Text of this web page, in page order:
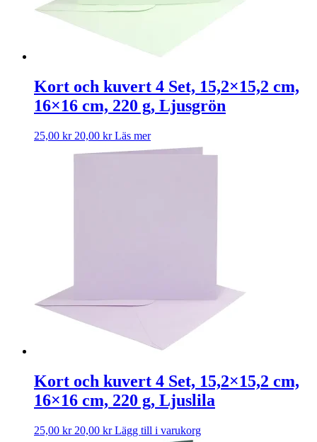
Kort och kuvert 4 Set, 15,2×15,2 cm,
16×16 cm, 220 g, Ljusgrön
25,00 kr 20,00 kr Läs mer
Kort och kuvert 4 Set, 15,2×15,2 cm,
16×16 cm, 220 g, Ljuslila
25,00 kr 20,00 kr Lägg till i varukorg